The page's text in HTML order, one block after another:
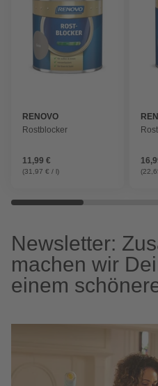
RENOVO
Rostblocker
11,99 €
(31,97 € / l)
Newsletter:
machen wir
einem